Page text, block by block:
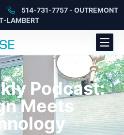
514-731-7757 - OUTREMONT
LAMBERT
Podcast:
Meets